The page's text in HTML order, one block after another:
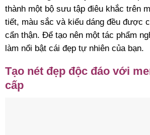
thành một bộ sưu tập điêu khắc trên
tiết, màu sắc và kiểu dáng đều được
cẩn thận. Để tạo nên một tác phẩm
làm nổi bật cái đẹp tự nhiên của bạn.
Tạo nét đẹp độc đáo với
cấp